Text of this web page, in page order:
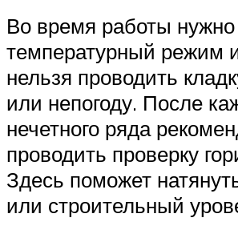
Во время работы
температурный режим
нельзя проводить
или непогоду. После
нечетного ряда
проводить проверку
Здесь поможет
или строительный